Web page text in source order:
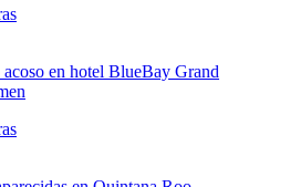
en hotel BlueBay Grand